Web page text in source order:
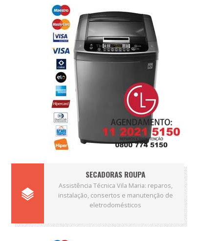
SECADORAS ROUPA
Assistência Técnica Vila Maria: reparos,
instalação, consertos e manutenção de
eletrodomésticos